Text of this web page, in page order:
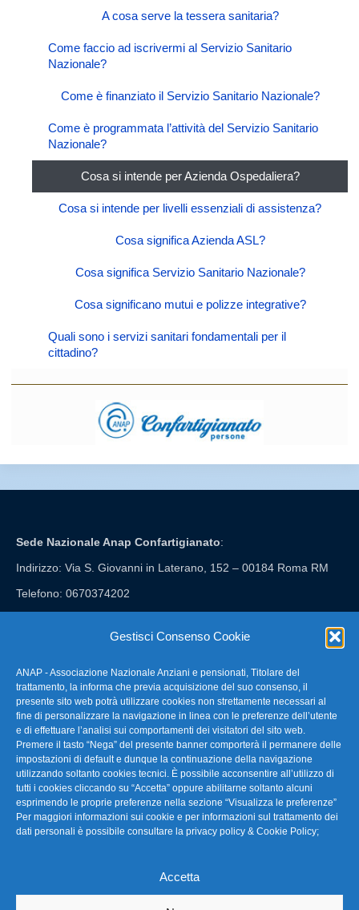
Gestisci Consenso Cookie
ANAP - Associazione Nazionale Anziani e pensionati, Titolare del
trattamento, la informa che previa acquisizione del suo consenso, il
presente sito web potrà utilizzare cookies non strettamente necessari al
fine di personalizzare la navigazione in linea con le preferenze dell’utente
e di effettuare l’analisi sui comportamenti dei visitatori del sito web.
Premere il tasto “Nega” del presente banner comporterà il permanere delle
impostazioni di default e dunque la continuazione della navigazione
utilizzando soltanto cookies tecnici. È possibile acconsentire all’utilizzo di
tutti i cookies cliccando su “Accetta” oppure abilitarne soltanto alcuni
esprimendo le proprie preferenze nella sezione “Visualizza le preferenze”
Per maggiori informazioni sui cookie e per informazioni sul trattamento dei
dati personali è possibile consultare la privacy policy & Cookie Policy;
Accetta
A cosa serve la tessera sanitaria?
Come faccio ad iscrivermi al Servizio Sanitario
Nazionale?
Come è finanziato il Servizio Sanitario Nazionale?
Come è programmata l’attività del Servizio Sanitario
Nazionale?
Cosa si intende per Azienda Ospedaliera?
Cosa si intende per livelli essenziali di assistenza?
Cosa significa Azienda ASL?
Cosa significa Servizio Sanitario Nazionale?
Cosa significano mutui e polizze integrative?
Quali sono i servizi sanitari fondamentali per il
cittadino?
Sede Nazionale Anap Confartigianato:
Indirizzo: Via S. Giovanni in Laterano, 152 – 00184 Roma RM
Telefono: 0670374202
FAQ – Domande Frequenti
La nostra Newsletter
Link Utili
TG Confartigianato
Privacy & Cookie Policy
Seguici